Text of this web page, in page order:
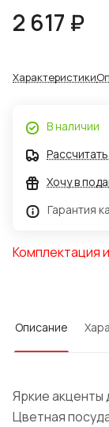
2 617 ₽
Характеристики
В наличии
Хочу в
Гарантия
Комплектация
Описание
Яркие акценты
Цветная